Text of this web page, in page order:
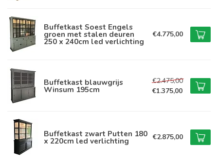
Buffetkast Soest Engels
groen met stalen deuren
250 x 240cm led verlichting
€4.775,00
Buffetkast blauwgrijs
Winsum 195cm
€2.475,00
€1.375,00
Buffetkast zwart Putten 180
x 220cm led verlichting €2.875,00